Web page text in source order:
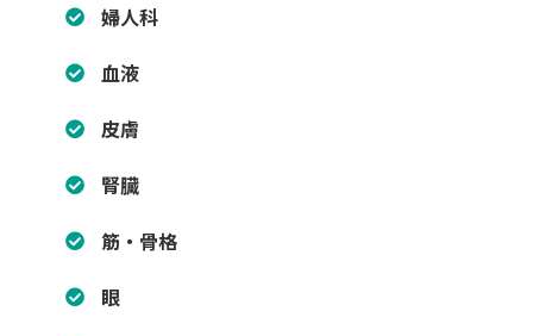
婦人科
血液
皮膚
腎臓
筋・骨格
眼